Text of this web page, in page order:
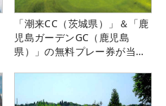
「潮来CC（茨城県）」＆「鹿
児島ガーデンGC（鹿児島
県）」の無料プレー券が当た